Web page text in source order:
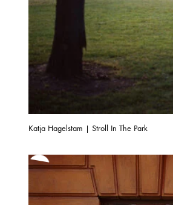
Katja Hagelstam | Stroll In The Park